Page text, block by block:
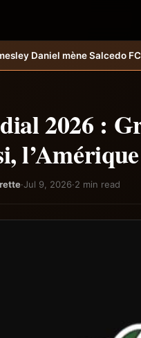
au succès &#8211; Haiti-
2026 :
·Jul 9, 2026·2 min read